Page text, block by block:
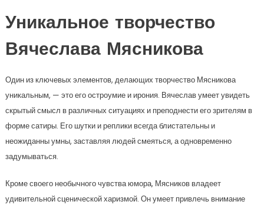
Уникальное творчество
Вячеслава Мясникова
Один из ключевых элементов, делающих творчество Мясникова
уникальным, — это его остроумие и ирония. Вячеслав умеет увидеть
скрытый смысл в различных ситуациях и преподнести его зрителям в
форме сатиры. Его шутки и реплики всегда блистательны и
неожиданны умны, заставляя людей смеяться, а одновременно
задумываться.
Кроме своего необычного чувства юмора, Мясников владеет
удивительной сценической харизмой. Он умеет привлечь внимание